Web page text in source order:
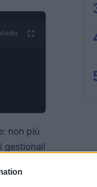
non più
gestionali
ci